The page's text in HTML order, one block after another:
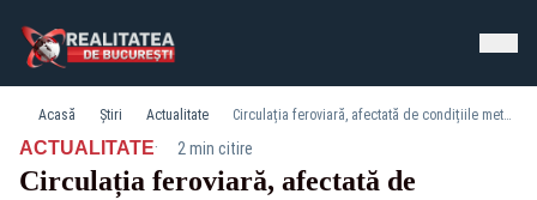
Acasă Știri Actualitate Circulația feroviară, afectată de condițiile meteo nefavorabile. Trenurile au și peste patru ore întârziere
ACTUALITATE· 2 min citire
Circulația feroviară, afectată de